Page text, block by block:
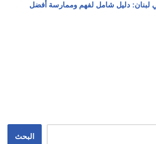
لبنان: دليل شامل لفهم وممارسة أفضل
البحث